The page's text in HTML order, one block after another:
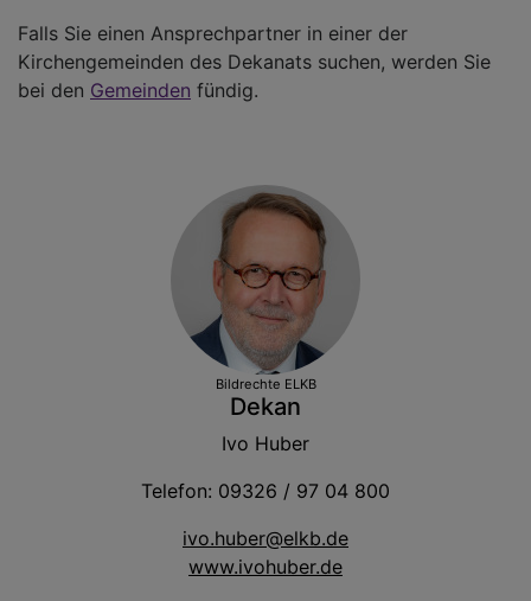
Falls Sie einen Ansprechpartner in einer der
Kirchengemeinden des Dekanats suchen, werden Sie
bei den Gemeinden fündig.
Bildrechte ELKB
Dekan
Ivo Huber
Telefon: 09326 / 97 04 800
ivo.huber@elkb.de
www.ivohuber.de